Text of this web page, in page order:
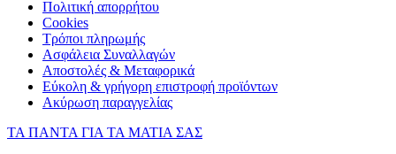
Πολιτική απορρήτου
Cookies
Τρόποι πληρωμής
Ασφάλεια Συναλλαγών
Αποστολές & Μεταφορικά
Εύκολη & γρήγορη επιστροφή προϊόντων
Ακύρωση παραγγελίας
ΤΑ ΠΑΝΤΑ ΓΙΑ ΤΑ ΜΑΤΙΑ ΣΑΣ